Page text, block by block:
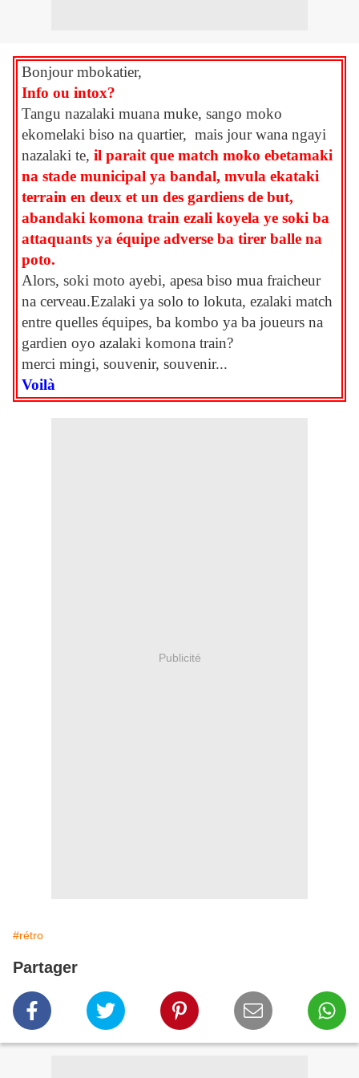
Bonjour mbokatier,
Info ou intox?
Tangu nazalaki muana muke, sango moko
ekomelaki biso na quartier, mais jour wana ngayi
nazalaki te,il parait que match moko ebetamaki
na stade municipal ya bandal, mvula ekataki
terrain en deux et un des gardiens de but,
abandaki komona train ezali koyela ye soki ba
attaquants ya équipe adverse ba tirer balle na
poto.
Alors, soki moto ayebi, apesa biso mua fraicheur
na cerveau.Ezalaki ya solo to lokuta, ezalaki match
entre quelles équipes, ba kombo ya ba joueurs na
gardien oyo azalaki komona train?
merci mingi, souvenir, souvenir...
Voilà
Publicité
#rétro
Partager